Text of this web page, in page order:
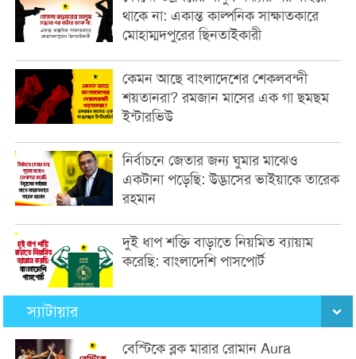
থাকে না: একান্ত কাল্পনিক সাক্ষাতকারে
মোহাম্মদপুরের ছিনতাইকারী
কেমন আছে বাংলাদেশের শেকলবন্দী
শয়তানরা? রমজান মাসের এক গা ছমছম
ইন্টারভিউ
নির্বাচনে জেতার জন্য ঘুমার মাঝেও
একটানা পড়েছি: উদ্ভাসের ভাইয়াকে তারেক
রহমান
দুই ধাপ শক্তি বাড়াতে নিয়মিত ব্যায়াম
করেছি: বাংলাদেশি পাসপোর্ট
স্যাটায়ার
বেস্টিকে ব্লক মারার রোমান Aura